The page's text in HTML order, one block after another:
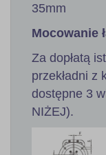
35mm
Mocowanie
Za dopłatą
przekładni z
dostępne 3
NIŻEJ).